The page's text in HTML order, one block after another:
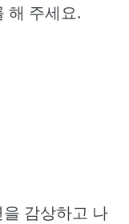
해 주세요.
감상하고 나